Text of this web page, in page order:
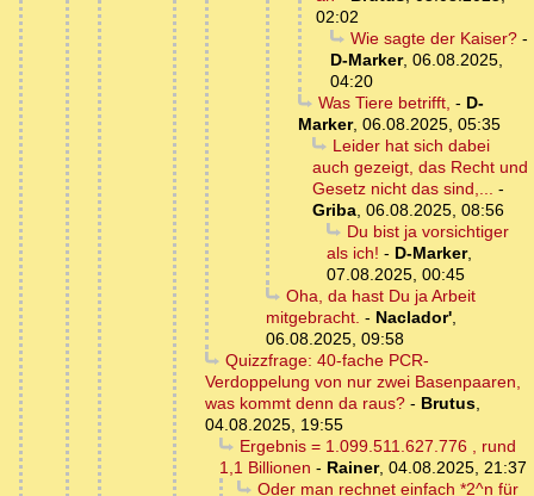
02:02
Wie sagte der Kaiser?-
D-Marker, 06.08.2025,
04:20
Was Tiere betrifft, - D-
Marker, 06.08.2025, 05:35
Leider hat sich dabei
auch gezeigt, das Recht und
Gesetz nicht das sind,... -
Griba, 06.08.2025, 08:56
Du bist ja vorsichtiger
als ich! - D-Marker,
07.08.2025, 00:45
Oha, da hast Du ja Arbeit
mitgebracht. - Naclador',
06.08.2025, 09:58
Quizzfrage: 40-fache PCR-
Verdoppelung von nur zwei Basenpaaren,
was kommt denn da raus? - Brutus,
04.08.2025, 19:55
Ergebnis = 1.099.511.627.776 , rund
1,1 Billionen - Rainer, 04.08.2025, 21:37
Oder man rechnet einfach *2^n für